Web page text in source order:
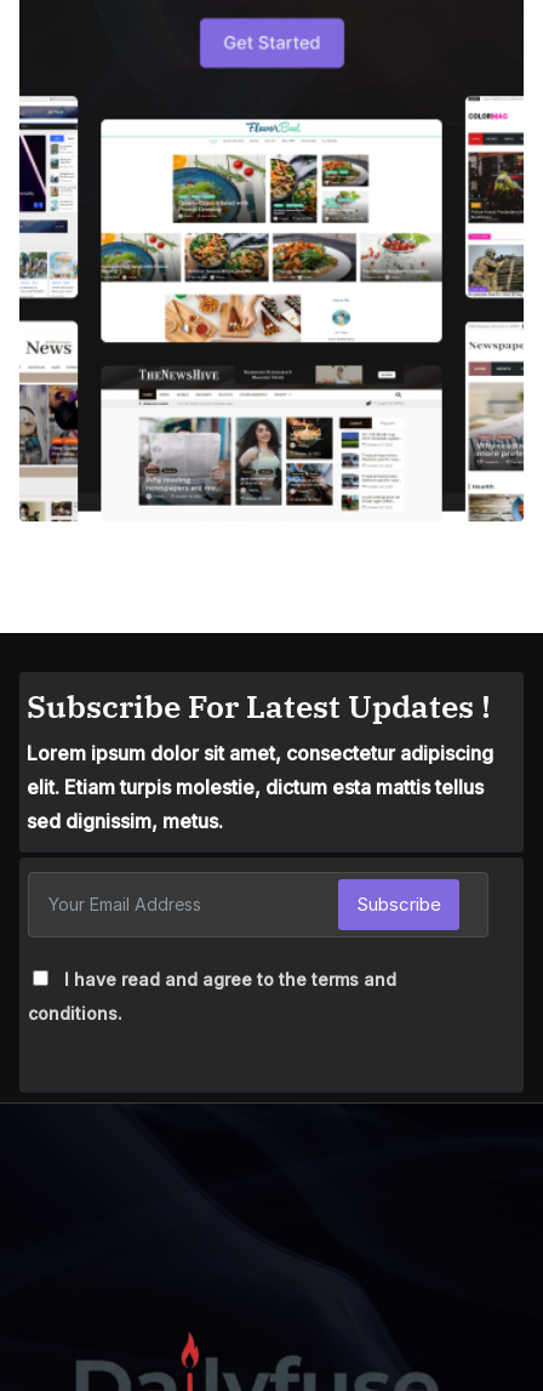
Subscribe For Latest Updates !
Lorem ipsum dolor sit amet, consectetur adipiscing
elit. Etiam turpis molestie, dictum esta mattis tellus
sed dignissim, metus.
I have read and agree to the terms and
conditions.
Subscribe